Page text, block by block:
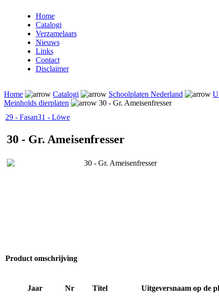
Home
Catalogi
Verzamelaars
Nieuws
Links
Contact
Disclaimer
Home Catalogi Schoolplaten Nederland
Meinholds dierplaten
30 - Gr. Ameisenfresser
29 - Fasan31 - Löwe
30 - Gr. Ameisenfresser
30 - Gr. Ameisenfresser
Product omschrijving
Jaar Nr Titel Uitgeversnaam op de